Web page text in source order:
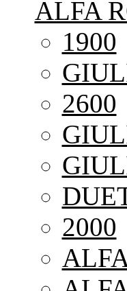
ALFA
1900
2600
2000